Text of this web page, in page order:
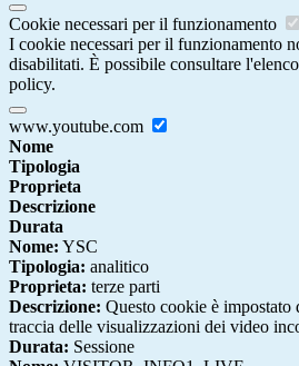
Cookie necessari per il funzionamento
I cookie necessari per il funzionamento
disabilitati. È possibile consultare
policy.
www.youtube.com
Nome
Tipologia
Proprieta
Descrizione
Durata
Nome: YSC
Tipologia: analitico
Proprieta: terze parti
Descrizione: Questo cookie è impostato
traccia delle visualizzazioni dei video
Durata: Sessione